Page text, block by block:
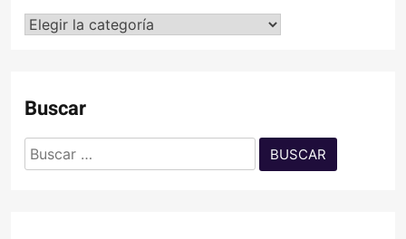
Categorías
Buscar
Buscar: